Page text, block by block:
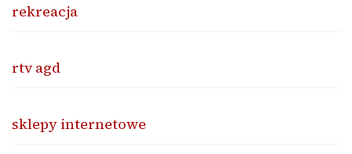
rekreacja
rtv agd
sklepy internetowe